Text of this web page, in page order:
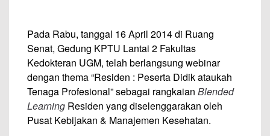
Pada Rabu, tanggal 16 April 2014 di Ruang
Senat, Gedung KPTU Lantai 2 Fakultas
Kedokteran UGM, telah berlangsung webinar
dengan thema “Residen : Peserta Didik ataukah
Tenaga Profesional” sebagai rangkaian Blended
Learning Residen yang diselenggarakan oleh
Pusat Kebijakan & Manajemen Kesehatan.